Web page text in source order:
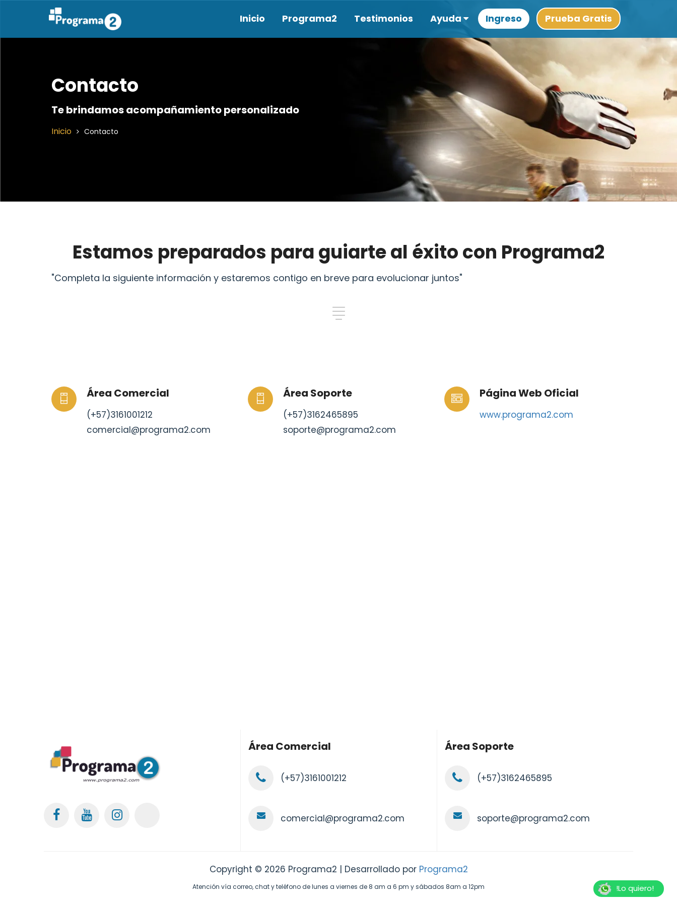
Inicio Programa2 Testimonios Ayuda Ingreso Prueba Gratis
Contacto
Te brindamos acompañamiento personalizado
Inicio Contacto
Estamos preparados para guiarte al éxito con Programa2
"Completa la siguiente información y estaremos contigo en breve para evolucionar juntos"
Área Comercial
(+57)3161001212
comercial@programa2.com
Área Soporte
(+57)3162465895
soporte@programa2.com
Página Web Oficial
www.programa2.com
Área Comercial
(+57)3161001212
comercial@programa2.com
Área Soporte
(+57)3162465895
soporte@programa2.com
Copyright © 2026 Programa2 | Desarrollado por Programa2
Atención vía correo, chat y teléfono de lunes a viernes de 8 am a 6 pm y sábados 8am a 12pm !Lo quiero!